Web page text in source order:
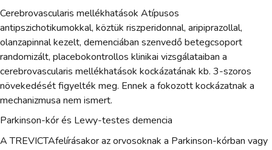
Cerebrovascularis mellékhatások Atípusos
antipszichotikumokkal, köztük riszperidonnal, aripiprazollal,
olanzapinnal kezelt, demenciában szenvedő betegcsoport
randomizált, placebokontrollos klinikai vizsgálataiban a
cerebrovascularis mellékhatások kockázatának kb. 3-szoros
növekedését figyelték meg. Ennek a fokozott kockázatnak a
mechanizmusa nem ismert.
Parkinson-kór és Lewy-testes demencia
A TREVICTAfelírásakor az orvosoknak a Parkinson-kórban vagy